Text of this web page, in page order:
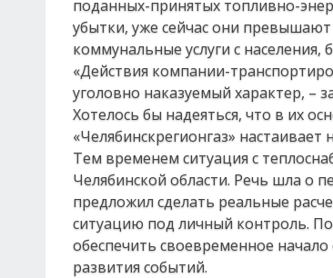
поданных-принятых топливно-
убытки, уже сейчас они
коммунальные услуги с
«Действия компании-
уголовно наказуемый характер, –
Хотелось бы надеяться, что в их
«Челябинскрегионгаз»
Тем временем ситуация с
Челябинской области. Речь шла о
предложил сделать реальные
ситуацию под личный контроль.
обеспечить своевременное
развития событий.